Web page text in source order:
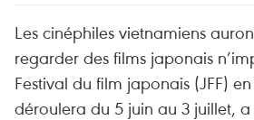
Les cinéphiles vietnamiens
regarder des films japonais
Festival du film japonais (JFF)
déroulera du 5 juin au 3 juillet,